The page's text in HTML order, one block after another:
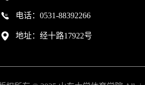
电话：0531-88392266
地址：经十路17922号